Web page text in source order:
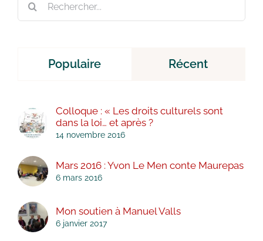
Populaire Récent
Colloque : « Les droits culturels sont
dans la loi… et après ?
14 novembre 2016
Mars 2016 : Yvon Le Men conte Maurepas
6 mars 2016
Mon soutien à Manuel Valls
6 janvier 2017